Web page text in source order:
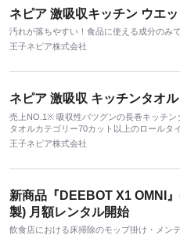
ネピア 激吸収キッチン ウエ
汚れが落ちやすい！食品に使える成分のみで
王子ネピア株式会社
ネピア 激吸収 キッチンタオル
売上NO.1※ 吸収性バツグンの長巻キッチンタオル ※「
タオルカテゴリー70カット以上のロールタ
吸収キッチンタオルブランド、累計販売金
王子ネピア株式会社
新商品『DEEBOT X1 OMNI
製) 月額レンタル開始
飲食店における床掃除のモップ掛け・メン